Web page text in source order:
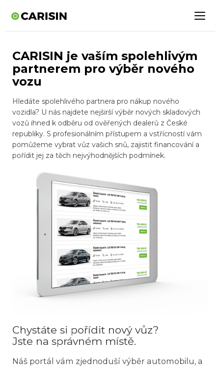
CARISIN je vaším spolehlivým
partnerem pro výběr nového
vozu
Hledáte spolehlivého partnera pro nákup nového
vozidla? U nás najdete nejširší výběr nových skladových
vozů ihned k odběru od ověřených dealerů z České
republiky. S profesionálním přístupem a vstřícností vám
pomůžeme vybrat vůz vašich snů, zajistit financování a
pořídit jej za těch nejvýhodnějších podmínek.
Chystáte si pořídit nový vůz?
Jste na správném místě.
Náš portál vám zjednoduší výběr automobilu, a